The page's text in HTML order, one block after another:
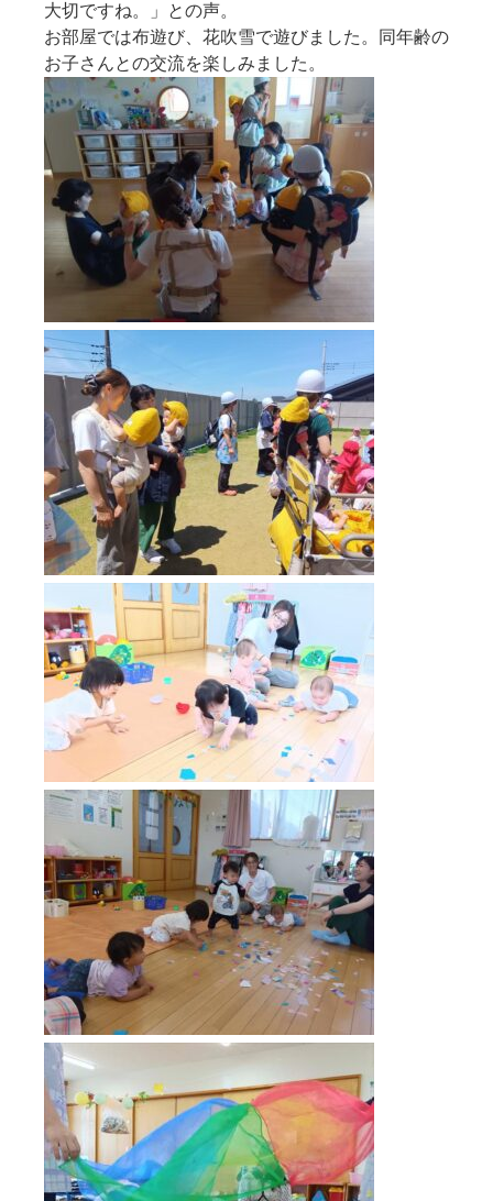
大切ですね。」との声。
お部屋では布遊び、花吹雪で遊びました。同年齢の
お子さんとの交流を楽しみました。